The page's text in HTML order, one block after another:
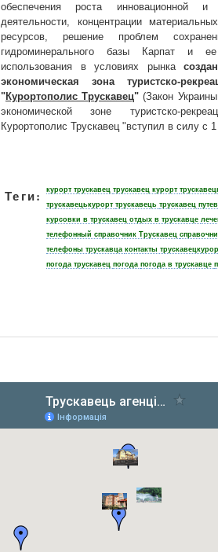
обеспечения роста инновационной и
деятельности, концентрации
ресурсов, решение проблем
гидроминерального базы Карпат и
использования в условиях рынка
экономическая зона туристско-
"Курортополис Трускавец" (Закон
экономической зоне туристско-
Курортополис Трускавец "вступил в силу с
Теги: курорт трускавец трускавец курорт
трускавецькурорт трускавець трускавец
курсовки в трускавец отдых в трускавце
телефонный справочник Трускавец
телефоны трускавца контакты
погода трускавец погода погода в трускавце